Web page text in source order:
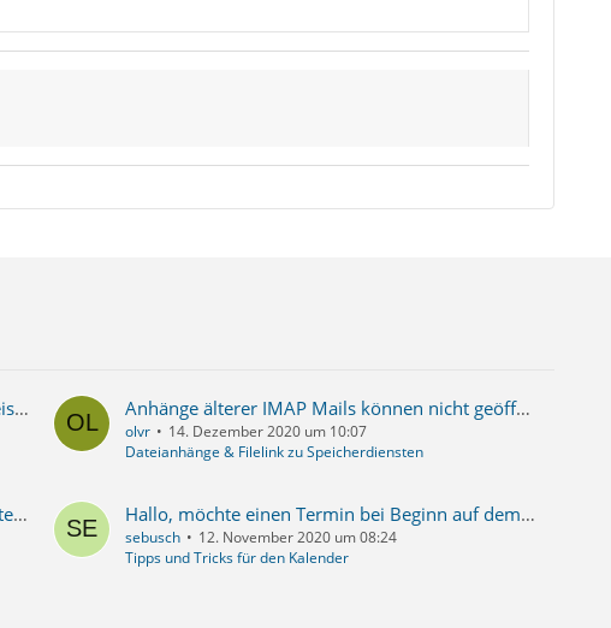
Thunderbird 78 - Vorschaufenster wird teilweise rechts abgeschnitten ... Anhänge älterer IMAP Mails können nicht geöffnet werden
olvr
14. Dezember 2020 um 10:07
Dateianhänge & Filelink zu Speicherdiensten
DXF-Datei wird im Anhangordner nur mit texteditor geöffnet Hallo, möchte einen Termin bei Beginn auf dem Desktop angezeigt haben, und zwar wenn Thunderbird nicht geöffnet ist.
sebusch
12. November 2020 um 08:24
Tipps und Tricks für den Kalender